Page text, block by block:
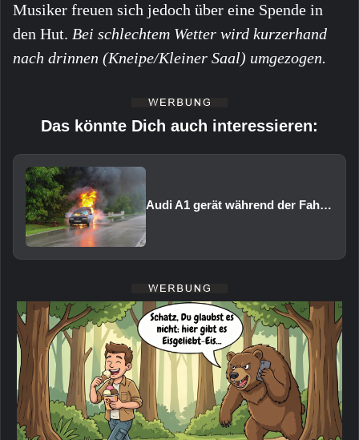
Musiker freuen sich jedoch über eine Spende in
den Hut. Bei schlechtem Wetter wird kurzerhand
nach drinnen (Kneipe/Kleiner Saal) umgezogen.
Das könnte Dich auch interessieren:
Audi A1 gerät während der Fahrt in Brand